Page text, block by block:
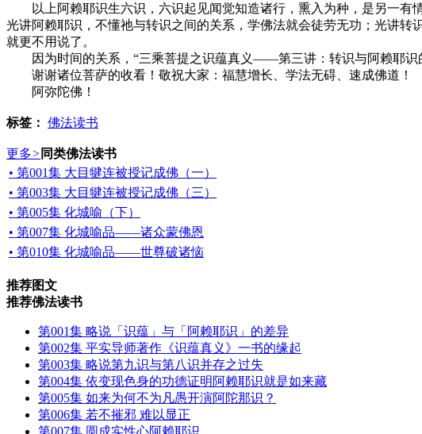
以上阿赖耶识生六识，六识起见闻觉知造诸行，熏入为种，是另一有
光讲阿赖耶识，不懂祂与转识之间的关系，学佛法就会徒劳无功；光讲
就更不用说了。
因为时间的关系，“三乘菩提之识蕴真义——第三讲：转识与阿赖耶识
谢谢诸位菩萨的收看！敬祝大家：福慧增长、学法无碍、速成佛道！
阿弥陀佛！
标签： 佛法读书
更多> 同类佛法读书
• 第001集 大目犍连被授记成佛（一）
• 第003集 大目犍连被授记成佛（三）
• 第005集 化城喻（下）
• 第007集 化城喻品——诸众蒙佛恩
• 第010集 化城喻品——世尊破诸恼
推荐图文
推荐佛法读书
第001集 略说「识蕴」与「阿赖耶识」的差异
第002集 平实导师著作《识蕴真义》一书的缘起
第003集 略说第九识与第八识并存之过失
第004集 依变现色身的功德证明阿赖耶识就是如来藏
第005集 如来为何不为凡愚开演阿陀那识？
第006集 若不摧邪 难以显正